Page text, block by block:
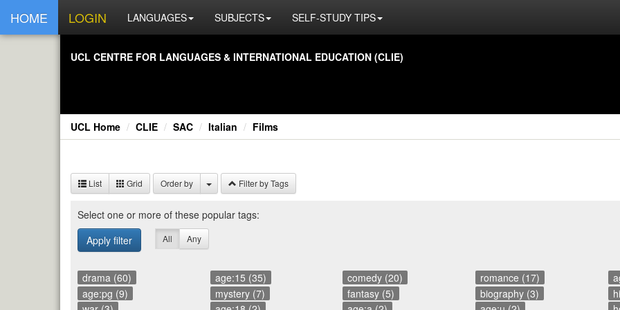
HOME LOGIN LANGUAGES SUBJECTS SELF-STUDY TIPS
UCL CEN­TRE FOR LAN­GUAGES & IN­TER­NA­TIONAL ED­U­CA­TION (CLIE)
UCL Home CLIE SAC Italian Films
List Grid Order by Filter by Tags
Se­lect one or more of these pop­u­lar tags:
Apply filter
All Any
drama (60) age:15 (35) comedy (20) romance (17)
age:pg (9)
mystery (7) fantasy (5) biography (3)